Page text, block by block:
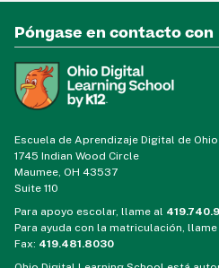
Póngase en contacto con
Escuela de Aprendizaje Digital de Ohio
1745 Indian Wood Circle
Maumee, OH 43537
Suite 110
Para apoyo escolar, llame al
Para ayuda con la matriculación, llame
Fax: 419.481.8030